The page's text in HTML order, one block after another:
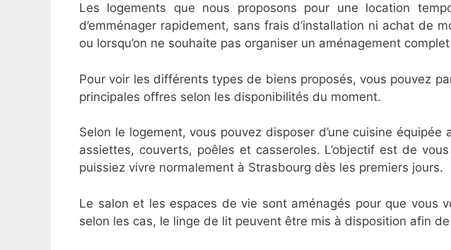
Les logements que nous proposons pour une location
d’emménager rapidement, sans frais d’installation ni achat de
ou lorsqu’on ne souhaite pas organiser un aménagement
Pour voir les différents types de biens proposés, vous pouvez
principales offres selon les disponibilités du moment.
Selon le logement, vous pouvez disposer d’une cuisine
assiettes, couverts, poêles et casseroles. L’objectif est de
puissiez vivre normalement à Strasbourg dès les premiers jours.
Le salon et les espaces de vie sont aménagés pour que vous
selon les cas, le linge de lit peuvent être mis à disposition afin